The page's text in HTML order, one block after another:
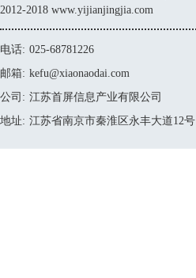
2012-2018 www.yijianjingjia.com
电话: 025-68781226
邮箱: kefu@xiaonaodai.com
公司: 江苏首屏信息产业有限公司
地址: 江苏省南京市秦淮区永丰大道12号